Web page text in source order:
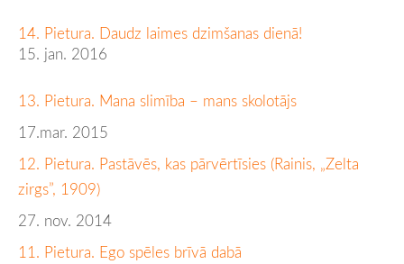
14. Pietura. Daudz laimes dzimšanas dienā!
15. jan. 2016
13. Pietura. Mana slimība – mans skolotājs
17.mar. 2015
12. Pietura. Pastāvēs, kas pārvērtīsies (Rainis, „Zelta
zirgs”, 1909)
27. nov. 2014
11. Pietura. Ego spēles brīvā dabā